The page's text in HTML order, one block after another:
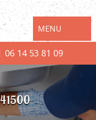
MENU
06 14 53 81 09